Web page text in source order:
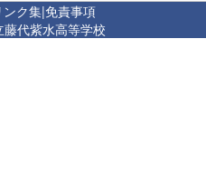
ンク集|免責事項
代紫水高等学校